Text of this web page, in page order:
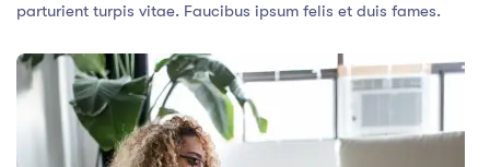
parturient turpis vitae. Faucibus ipsum felis et duis fames.